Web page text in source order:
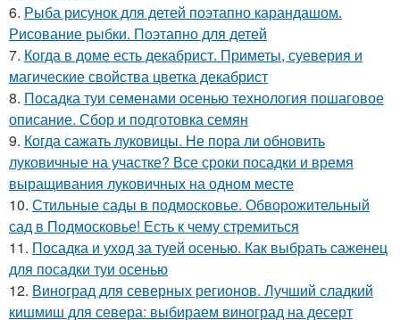
6. Рыба рисунок для детей поэтапно карандашом.
Рисование рыбки. Поэтапно для детей
7. Когда в доме есть декабрист. Приметы, суеверия и
магические свойства цветка декабрист
8. Посадка туи семенами осенью технология пошаговое
описание. Сбор и подготовка семян
9. Когда сажать луковицы. Не пора ли обновить
луковичные на участке? Все сроки посадки и время
выращивания луковичных на одном месте
10. Стильные сады в подмосковье. Обворожительный
сад в Подмосковье! Есть к чему стремиться
11. Посадка и уход за туей осенью. Как выбрать саженец
для посадки туи осенью
12. Виноград для северных регионов. Лучший сладкий
кишмиш для севера: выбираем виноград на десерт